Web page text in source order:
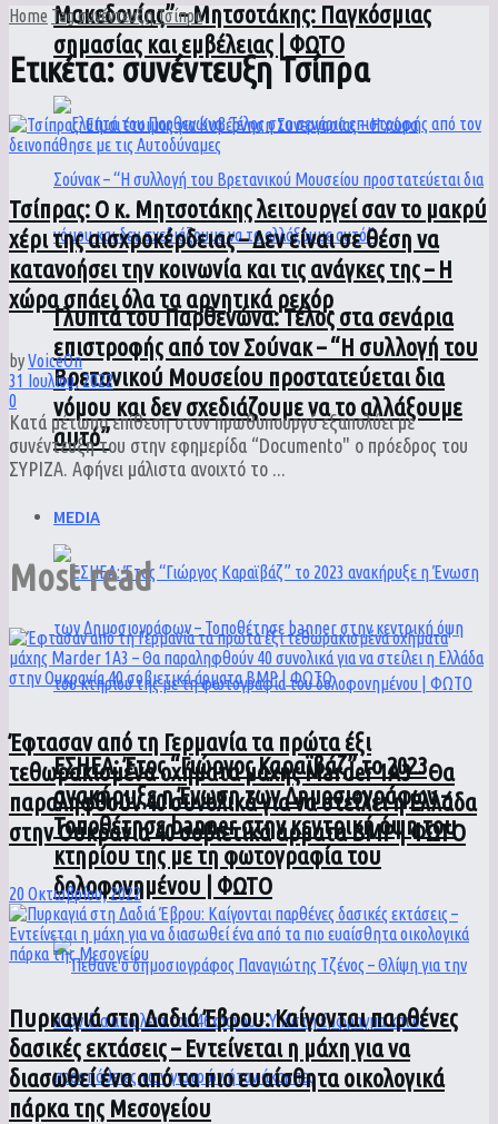
Μακεδονίας” – Μητσοτάκης: Παγκόσμιας
σημασίας και εμβέλειας | ΦΩΤΟ
Γλυπτά του Παρθενώνα: Τέλος στα σενάρια
επιστροφής από τον Σούνακ – “Η συλλογή του
Βρετανικού Μουσείου προστατεύεται δια
νόμου και δεν σχεδιάζουμε να το αλλάξουμε
αυτό”
MEDIA
ΕΣΗΕΑ: Έτος “Γιώργος Καραϊβάζ” το 2023
ανακήρυξε η Ένωση των Δημοσιογράφων –
Τοποθέτησε banner στην κεντρική όψη του
κτηρίου της με τη φωτογραφία του
δολοφονημένου | ΦΩΤΟ
Home Tagσυνέντευξη Τσίπρα
Ετικέτα:συνέντευξη Τσίπρα
Τσίπρας: Ο κ. Μητσοτάκης λειτουργεί σαν το μακρύ
χέρι της αισχροκέρδειας – Δεν είναι σε θέση να
κατανοήσει την κοινωνία και τις ανάγκες της – Η
χώρα σπάει όλα τα αρνητικά ρεκόρ
byVoiceOn
31 Ιουλίου, 2022
0
Κατά μέτωπο επίθεση στον πρωθυπουργό εξαπολύει με
συνέντευξη του στην εφημερίδα “Documento" ο πρόεδρος του
ΣΥΡΙΖΑ. Αφήνει μάλιστα ανοιχτό το ...
Most read
Έφτασαν από τη Γερμανία τα πρώτα έξι
τεθωρακισμένα οχήματα μάχης Marder 1A3 – Θα
παραληφθούν 40 συνολικά για να στείλει η Ελλάδα
στην Ουκρανία 40 σοβιετικά άρματα BMP | ΦΩΤΟ
20 Οκτωβρίου, 2022
Πυρκαγιά στη Δαδιά Έβρου: Καίγονται παρθένες
δασικές εκτάσεις – Εντείνεται η μάχη για να
διασωθεί ένα από τα πιο ευαίσθητα οικολογικά
πάρκα της Μεσογείου